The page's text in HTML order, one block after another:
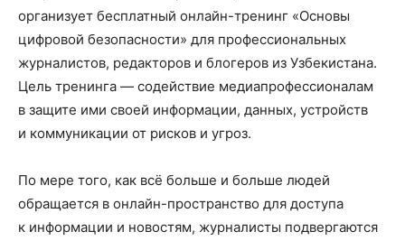
организует бесплатный онлайн-тренинг «Основы
цифровой безопасности» для профессиональных
журналистов, редакторов и блогеров из Узбекистана.
Цель тренинга — содействие медиапрофессионалам
в защите ими своей информации, данных, устройств
и коммуникации от рисков и угроз.
По мере того, как всё больше и больше людей
обращается в онлайн-пространство для доступа
к информации и новостям, журналисты подвергаются